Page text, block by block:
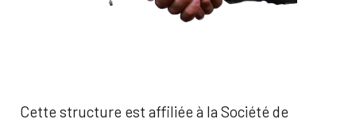
Cette structure est affiliée à la Société de